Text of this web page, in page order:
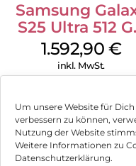
Um unsere Website für
verbessern zu können,
Nutzung der Website
Weitere Informationen zu
Datenschutzerklärung.
Samsung
S25 Ultra 512
Titanium
Whitesilver
1.592,90 €
inkl. MwSt.
Samsung
S25 128 GB
Shadow
594,90€
inkl. MwSt.